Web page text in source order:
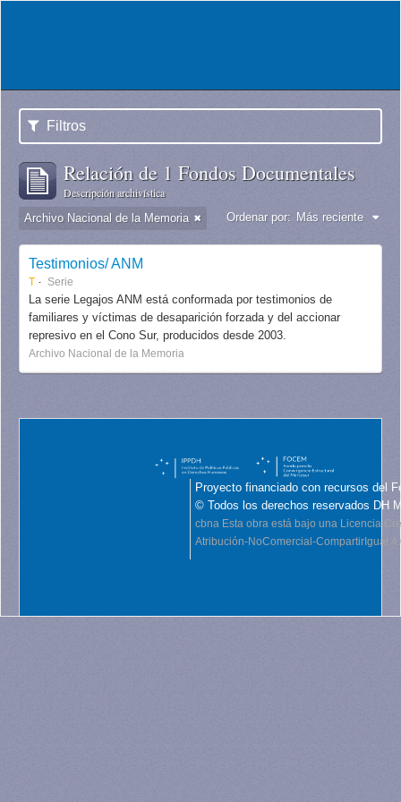
Filtros
Relación de 1 Fondos Documentales
Descripción archivística
Archivo Nacional de la Memoria Ordenar por: Más reciente
Testimonios/ ANM
T Serie
La serie Legajos ANM está conformada por testimonios de
familiares y víctimas de desaparición forzada y del accionar
represivo en el Cono Sur, producidos desde 2003.
Archivo Nacional de la Memoria
Proyecto financiado con recursos del
© Todos los derechos reservados DH
cbna Esta obra está bajo una Licencia
Atribución-NoComercial-CompartirIgual